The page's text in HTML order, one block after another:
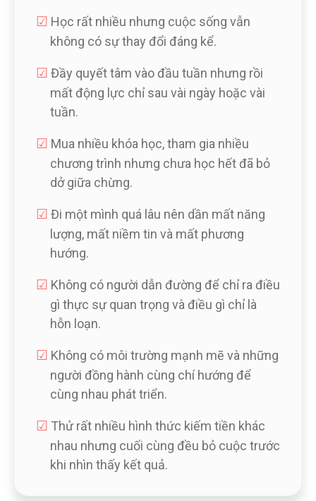
☑︎ Học rất nhiều nhưng cuộc sống vẫn
không có sự thay đổi đáng kể.
☑︎ Đầy quyết tâm vào đầu tuần nhưng rồi
mất động lực chỉ sau vài ngày hoặc vài
tuần.
☑︎ Mua nhiều khóa học, tham gia nhiều
chương trình nhưng chưa học hết đã bỏ
dở giữa chừng.
☑︎ Đi một mình quá lâu nên dần mất năng
lượng, mất niềm tin và mất phương
hướng.
☑︎ Không có người dẫn đường để chỉ ra điều
gì thực sự quan trọng và điều gì chỉ là
hỗn loạn.
☑︎ Không có môi trường mạnh mẽ và những
người đồng hành cùng chí hướng để
cùng nhau phát triển.
☑︎ Thử rất nhiều hình thức kiếm tiền khác
nhau nhưng cuối cùng đều bỏ cuộc trước
khi nhìn thấy kết quả.